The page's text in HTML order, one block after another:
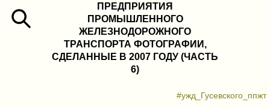
ПРЕДПРИЯТИЯ
ПРОМЫШЛЕННОГО
ЖЕЛЕЗНОДОРОЖНОГО
ТРАНСПОРТА ФОТОГРАФИИ,
СДЕЛАННЫЕ В 2007 ГОДУ (ЧАСТЬ
6)
#ужд_Гусевского_ппжт